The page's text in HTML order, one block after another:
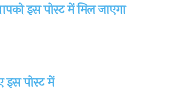
इस पोस्ट में मिल जाएगा
इस पोस्ट में